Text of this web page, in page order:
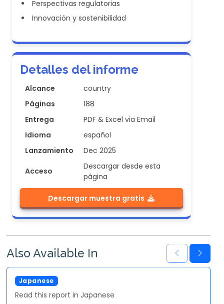
Perspectivas regulatorias
Innovación y sostenibilidad
Detalles del informe
Alcance
country
Páginas
188
Entrega
PDF & Excel via Email
Idioma
español
Lanzamiento
Dec 2025
Acceso
Descargar desde esta
página
Descargar muestra gratis
Also Available In
Japanese
Read this report in Japanese